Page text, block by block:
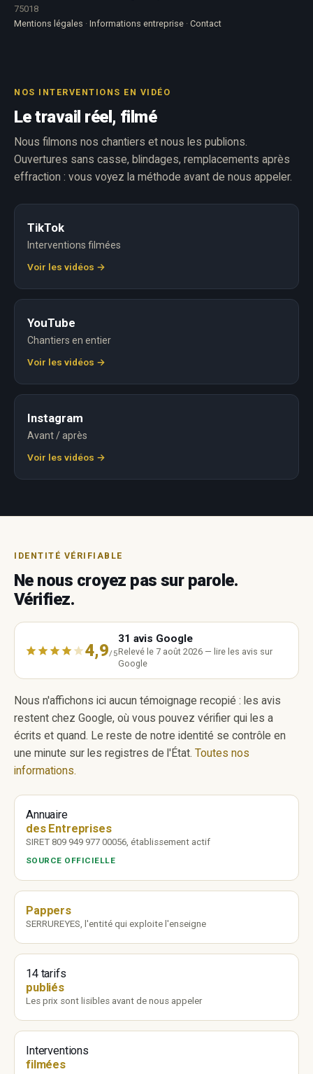
75018
Mentions légales · Informations entreprise · Contact
NOS INTERVENTIONS EN VIDÉO
Le travail réel, filmé
Nous filmons nos chantiers et nous les publions.
Ouvertures sans casse, blindages, remplacements après
effraction : vous voyez la méthode avant de nous appeler.
TikTok
Interventions filmées
Voir les vidéos →
YouTube
Chantiers en entier
Voir les vidéos →
Instagram
Avant / après
Voir les vidéos →
IDENTITÉ VÉRIFIABLE
Ne nous croyez pas sur parole.
Vérifiez.
4,9/5
31 avis Google
Relevé le 7 août 2026 — lire les avis sur
Google
Nous n'affichons ici aucun témoignage recopié : les avis
restent chez Google, où vous pouvez vérifier qui les a
écrits et quand. Le reste de notre identité se contrôle en
une minute sur les registres de l'État. Toutes nos
informations.
Annuaire
des Entreprises
SIRET 809 949 977 00056, établissement actif
SOURCE OFFICIELLE
Pappers
SERRUREYES, l'entité qui exploite l'enseigne
14 tarifs
publiés
Les prix sont lisibles avant de nous appeler
Interventions
filmées